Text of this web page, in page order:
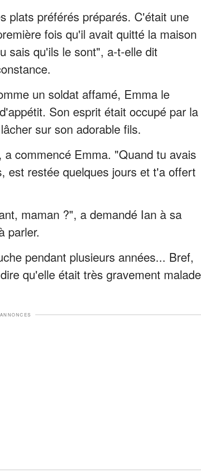
plats préférés préparés. C'était une
fois qu'il avait quitté la maison
sais qu'ils le sont", a-t-elle dit
un soldat affamé, Emma le
Son esprit était occupé par la
sur son adorable fils.
commencé Emma. "Quand tu avais
est restée quelques jours et t'a offert
maman ?", a demandé Ian à sa
parler.
pendant plusieurs années... Bref,
qu'elle était très gravement malade
ANNONCES